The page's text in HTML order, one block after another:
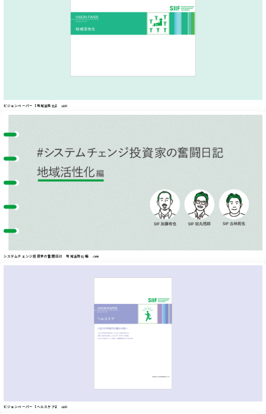
ビジョンペーパー【地域活性化】 #資料
システムチェンジ投資家の奮闘日記 地域活性化編 #記事
ビジョンペーパー【ヘルスケア】 #資料